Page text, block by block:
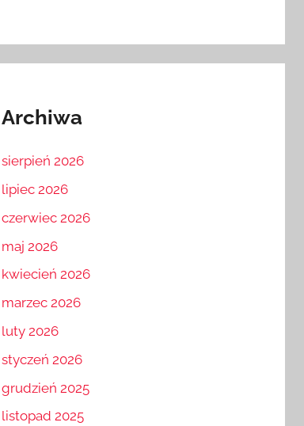
Archiwa
sierpień 2026
lipiec 2026
czerwiec 2026
maj 2026
kwiecień 2026
marzec 2026
luty 2026
styczeń 2026
grudzień 2025
listopad 2025